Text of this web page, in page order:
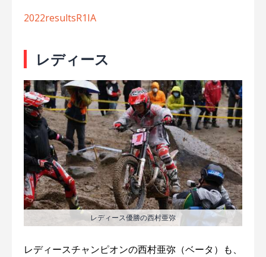
2022resultsR1IA
レディース
レディース優勝の西村亜弥
レディースチャンピオンの西村亜弥（ベータ）も、